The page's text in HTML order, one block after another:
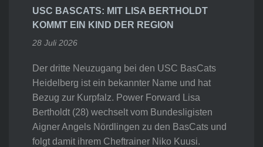
USC BASCATS: MIT LISA BERTHOLDT
KOMMT EIN KIND DER REGION
28 Juli 2026
Der dritte Neuzugang bei den USC BasCats
Heidelberg ist ein bekannter Name und hat
Bezug zur Kurpfalz. Power Forward Lisa
Bertholdt (28) wechselt vom Bundesligisten
Aigner Angels Nördlingen zu den BasCats und
folgt damit ihrem Cheftrainer Niko Kuusi.